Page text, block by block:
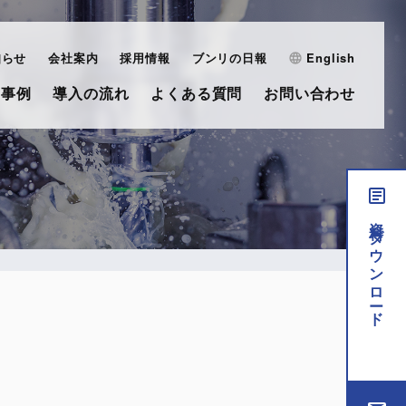
例 導入の流れ よくある質問 お問い合わせ
せ 会社案内 採用情報 ブンリの日報 English
資料ダウンロード